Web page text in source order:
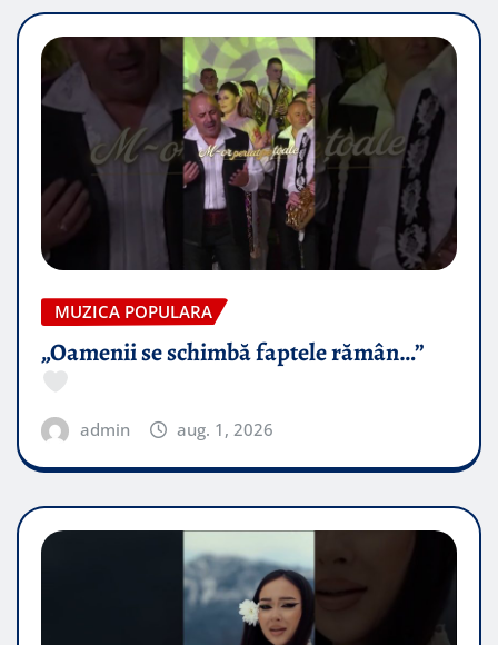
MUZICA POPULARA
„Oamenii se schimbă faptele rămân…”
admin aug. 1, 2026